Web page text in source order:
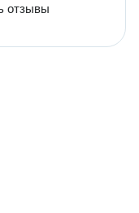
отзывы